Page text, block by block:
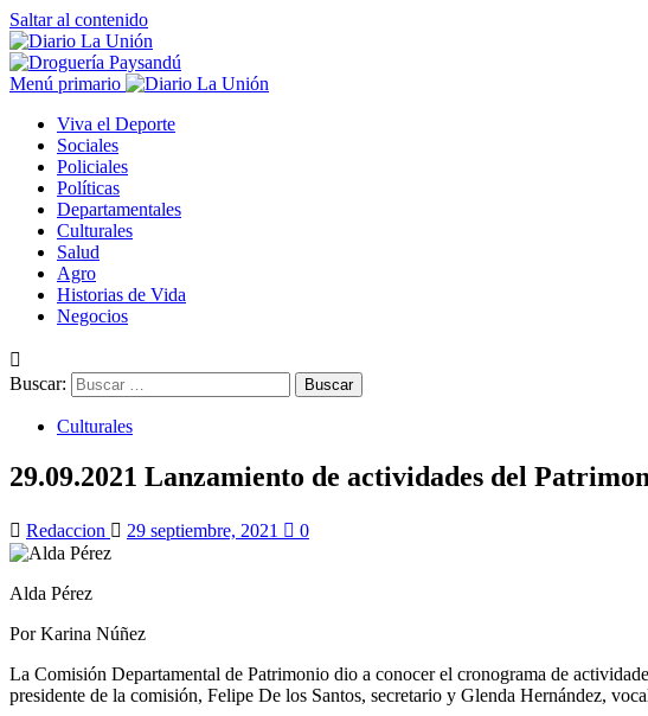
Saltar al contenido
Menú primario
Viva el Deporte
Sociales
Policiales
Políticas
Departamentales
Culturales
Salud
Agro
Historias de Vida
Negocios
Buscar:
Culturales
29.09.2021 Lanzamiento de actividades del
Redaccion 29 septiembre, 2021 0
Alda Pérez
Por Karina Núñez
La Comisión Departamental de Patrimonio dio a conocer el cronograma de
presidente de la comisión, Felipe De los Santos, secretario y Glenda Hernández,